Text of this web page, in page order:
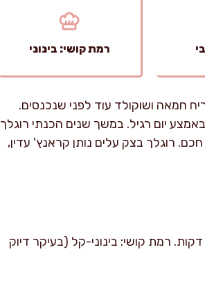
רמת קושי: בינוני
חמאה ושוקולד עוד לפני שנכנסים.
יום רגיל. במשך שנים הכנתי רוגלך
רוגלך בצק עלים נותן קראנץ' עדין,
זמן הכנה: 25 דקות עבודה נטו, ועוד 10 דקות קירור קצר (מומלץ). זמן אפייה: 18–22 דקות. רמת קושי: בינוני-קל (בעיקר דיוק